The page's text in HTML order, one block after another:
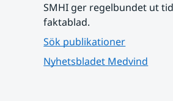
SMHI ger regelbundet ut
faktablad.
Sök publikationer
Nyhetsbladet Medvind